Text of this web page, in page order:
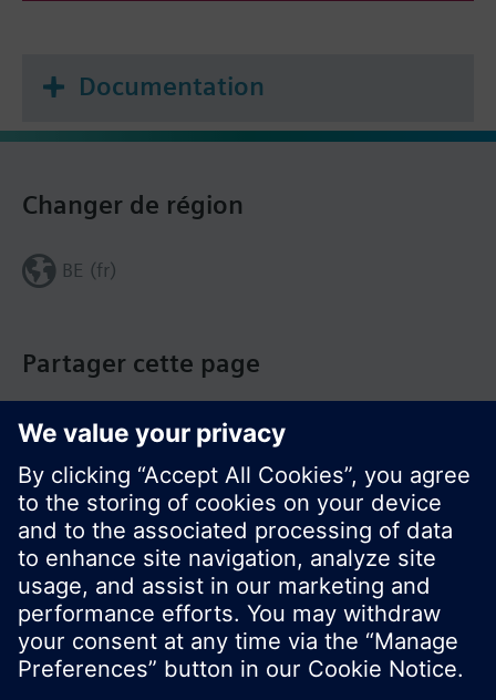
Documentation
Partager cette page
Changer de région
BE (fr)
© Siemens Switzerland Ltd. Building Technologies
Group - 2016